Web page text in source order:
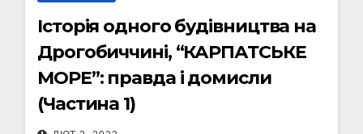
Історія одного будівництва на
Дрогобиччині, “КАРПАТСЬКЕ
МОРЕ”: правда і домисли
(Частина 1)